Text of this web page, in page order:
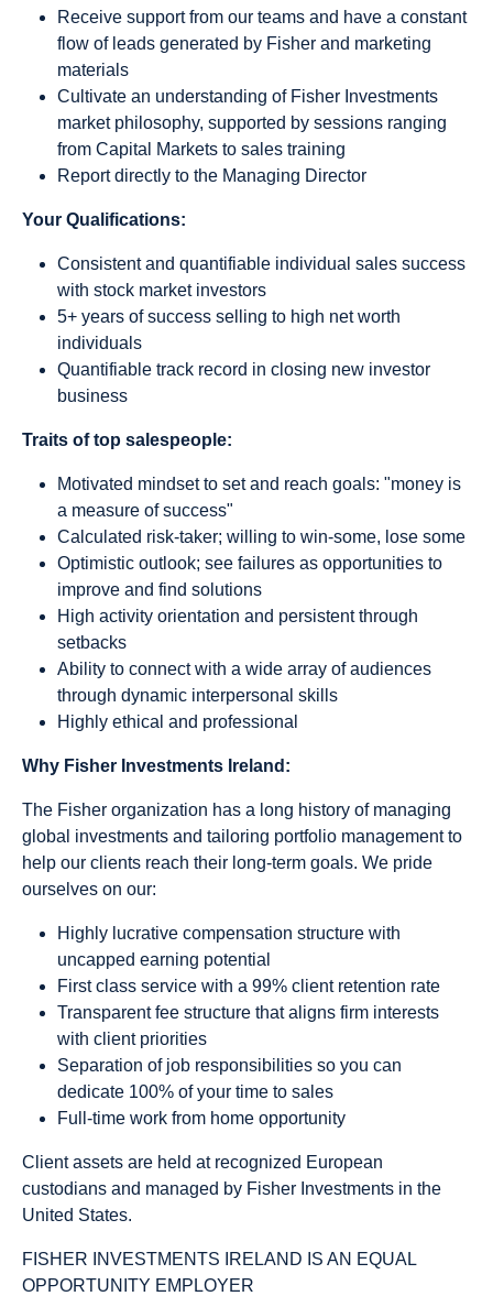
Receive support from our teams and have a constant
flow of leads generated by Fisher and marketing
materials
Cultivate an understanding of Fisher Investments
market philosophy, supported by sessions ranging
from Capital Markets to sales training
Report directly to the Managing Director
Your Qualifications:
Consistent and quantifiable individual sales success
with stock market investors
5+ years of success selling to high net worth
individuals
Quantifiable track record in closing new investor
business
Traits of top salespeople:
Motivated mindset to set and reach goals: "money is
a measure of success"
Calculated risk-taker; willing to win-some, lose some
Optimistic outlook; see failures as opportunities to
improve and find solutions
High activity orientation and persistent through
setbacks
Ability to connect with a wide array of audiences
through dynamic interpersonal skills
Highly ethical and professional
Why Fisher Investments Ireland:
The Fisher organization has a long history of managing
global investments and tailoring portfolio management to
help our clients reach their long-term goals. We pride
ourselves on our:
Highly lucrative compensation structure with
uncapped earning potential
First class service with a 99% client retention rate
Transparent fee structure that aligns firm interests
with client priorities
Separation of job responsibilities so you can
dedicate 100% of your time to sales
Full-time work from home opportunity
Client assets are held at recognized European
custodians and managed by Fisher Investments in the
United States.
FISHER INVESTMENTS IRELAND IS AN EQUAL
OPPORTUNITY EMPLOYER